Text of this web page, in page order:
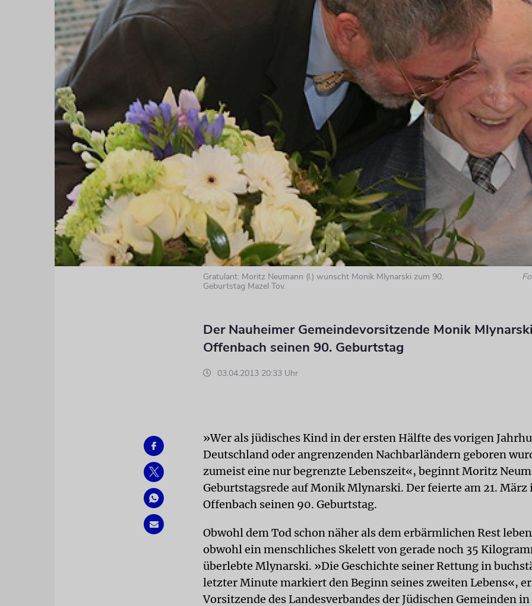
Gratulant: Moritz Neumann (l.) wunscht Monik Mlynarski zum 90.
Geburtstag Mazel Tov.
Der Nauheimer Gemeindevorsitzende Monik
Offenbach seinen 90. Geburtstag
03.04.2013 20:33 Uhr
»Wer als jüdisches Kind in der ersten Hälfte des vorigen
Deutschland oder angrenzenden Nachbarländern geboren
zumeist eine nur begrenzte Lebenszeit«, beginnt Moritz
Geburtstagsrede auf Monik Mlynarski. Der feierte am 21. März
Offenbach seinen 90. Geburtstag.
Obwohl dem Tod schon näher als dem erbärmlichen Rest
obwohl ein menschliches Skelett von gerade noch 35
überlebte Mlynarski. »Die Geschichte seiner Rettung in
letzter Minute markiert den Beginn seines zweiten Lebens«,
Vorsitzende des Landesverbandes der Jüdischen Gemeinden in